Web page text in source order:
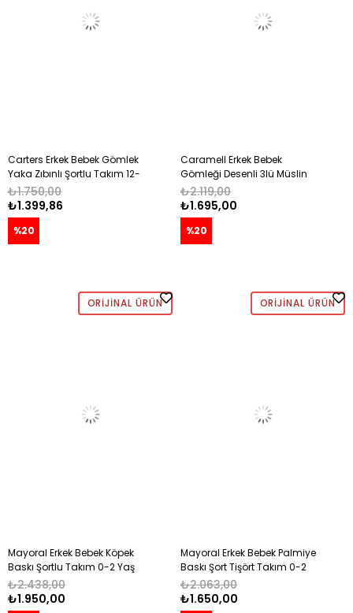
Carters Erkek Bebek Gömlek
Yaka Zıbınlı Şortlu Takım 12-
24 Ay PEMBE
₺1.399,86
₺1.750,00
%20
Caramell Erkek Bebek
Gömleği Desenli 3lü Müslin
Takım 3-18 Ay GRİ
₺1.695,00
₺2.119,00
%20
ORIJINAL ÜRÜN
Mayoral Erkek Bebek Köpek
Baskı Şortlu Takım 0-2 Yaş
EKRU - MAVİ
₺1.950,00
₺2.438,00
ORIJINAL ÜRÜN
Mayoral Erkek Bebek Palmiye
Baskı Şort Tişört Takım 0-2
Yaş EKRU - CAMEL
₺1.650,00
₺2.063,00